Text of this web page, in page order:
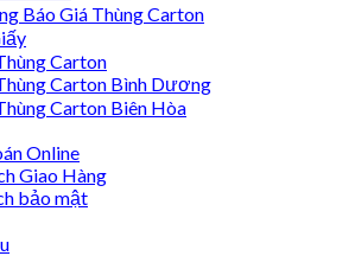
Báo Giá Thùng Carton
Carton
Carton Bình Dương
Carton Biên Hòa
Online
Giao Hàng
bảo mật